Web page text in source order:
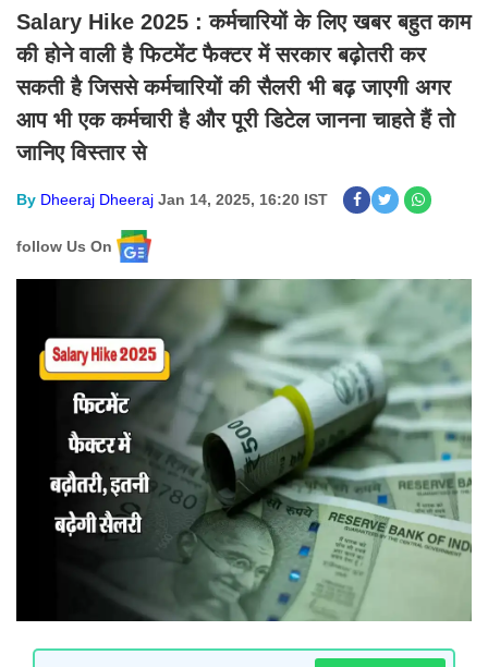
Salary Hike 2025 : कर्मचारियों के लिए खबर बहुत काम
की होने वाली है फिटमेंट फैक्टरमें सरकार बढ़ोतरी कर
सकती है जिससे कर्मचारियों की सैलरी भी बढ़ जाएगी अगर
आप भी एक कर्मचारी है और पूरी डिटेल जानना चाहते हैं तो
जानिए विस्तार से
By Dheeraj Dheeraj Jan 14, 2025, 16:20 IST
follow Us On